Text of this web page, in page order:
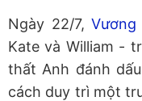
Ngày 22/7,Vương
Kate và William -
thất Anh đánh
cách duy trì một